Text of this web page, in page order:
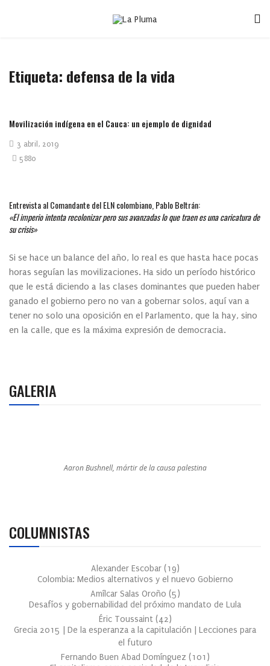
Etiqueta: defensa de la vida
Movilización indígena en el Cauca: un ejemplo de dignidad
3 abril, 2019
5880
Entrevista al Comandante del ELN colombiano, Pablo Beltrán:
«El imperio intenta recolonizar pero sus avanzadas lo que traen es una caricatura de
su crisis»
Si se hace un balance del año, lo real es que hasta hace pocas
horas seguían las movilizaciones. Ha sido un período histórico
que le está diciendo a las clases dominantes que pueden haber
ganado el gobierno pero no van a gobernar solos, aquí van a
tener no solo una oposición en el Parlamento, que la hay, sino
en la calle, que es la máxima expresión de democracia.
GALERIA
Aaron Bushnell, mártir de la causa palestina
COLUMNISTAS
Alexander Escobar (19)
Colombia: Medios alternativos y el nuevo Gobierno
Amílcar Salas Oroño (5)
Desafíos y gobernabilidad del próximo mandato de Lula
Éric Toussaint (42)
Grecia 2015 | De la esperanza a la capitulación | Lecciones para
el futuro
Fernando Buen Abad Domínguez (101 )